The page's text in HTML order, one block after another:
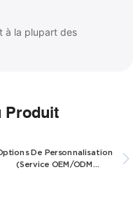
à la plupart des
Produit
De Personnalisation
(Service OEM/ODM